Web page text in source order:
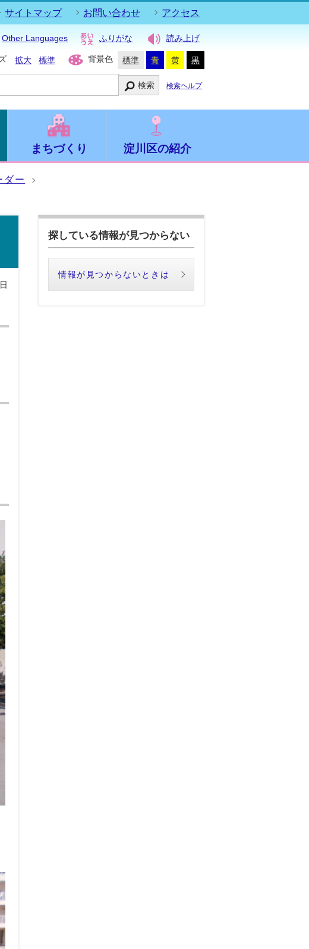
サイトマップ お問い合わせ アクセス
Other Languages ふりがな 読み上げ
拡大 標準 背景色 標準 青 黄 黒
検索 検索ヘルプ
まちづくり 淀川区の紹介
ダー
探している情報が見つからない
情報が見つからないときは